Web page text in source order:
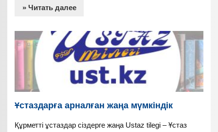
» Читать далее
Ұстаздарға арналған жаңа мүмкіндік
Құрметті ұстаздар сіздерге жаңа Ustaz tilegi – Ұстаз